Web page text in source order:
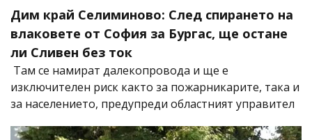
Дим край Селиминово: След спирането на
влаковете от София за Бургас, ще остане
ли Сливен без ток
Там се намират далекопровода и ще е
изключителен риск както за пожарникарите, така и
за населението, предупреди областният управител